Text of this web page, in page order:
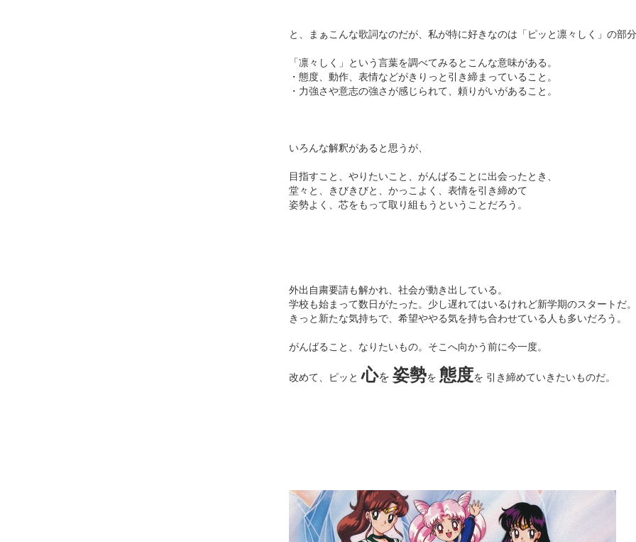
と、まぁこんな歌詞なのだが、私が特に好きなのは「ピッと凛々しく」の部
「凛々しく」という言葉を調べてみるとこんな意味がある。
・態度、動作、表情などがきりっと引き締まっていること。
・力強さや意志の強さが感じられて、頼りがいがあること。
いろんな解釈があると思うが、
目指すこと、やりたいこと、がんばることに出会ったとき、
堂々と、きびきびと、かっこよく、表情を引き締めて
姿勢よく、芯をもって取り組もうということだろう。
外出自粛要請も解かれ、社会が動き出している。
学校も始まって数日がたった。少し遅れてはいるけれど新学期のスタートだ。
きっと新たな気持ちで、希望ややる気を持ち合わせている人も多いだろう。
がんばること、なりたいもの。そこへ向かう前に今一度。
改めて、ピッと心を 姿勢を 態度を 引き締めていきたいものだ。